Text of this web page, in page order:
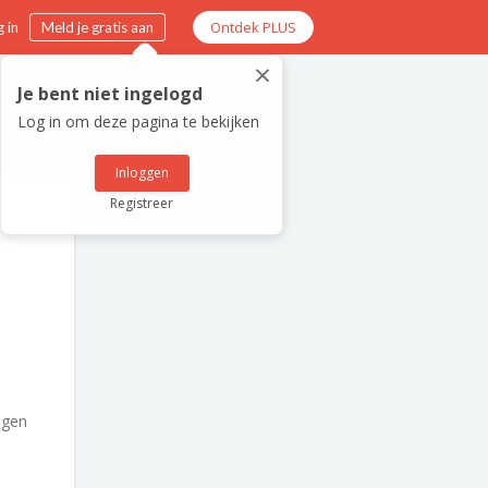
in Meld je gratis aan Ontdek PLUS
×
Je bent niet ingelogd
Log in om deze pagina te bekijken
Inloggen
Registreer